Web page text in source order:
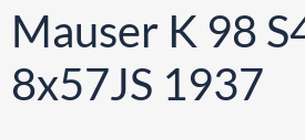
Mauser K 98
8x57JS 1937